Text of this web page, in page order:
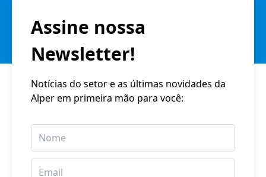
Assine nossa
Newsletter!
Notícias do setor e as últimas novidades da
Alper em primeira mão para você: